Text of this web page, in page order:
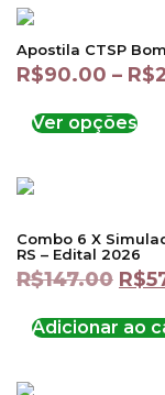
Apostila CTSP
R$90.00 – R$
Ver opções
Combo 6 X
RS – Edital 2026
R$147.00 R$
Adicionar ao